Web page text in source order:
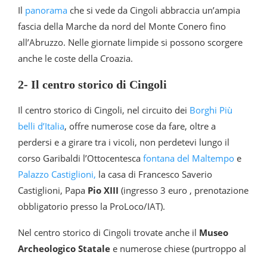
Il panorama che si vede da Cingoli abbraccia un’ampia
fascia della Marche da nord del Monte Conero fino
all’Abruzzo. Nelle giornate limpide si possono scorgere
anche le coste della Croazia.
2- Il centro storico di Cingoli
Il centro storico di Cingoli, nel circuito dei Borghi Più
belli d’Italia, offre numerose cose da fare, oltre a
perdersi e a girare tra i vicoli, non perdetevi lungo il
corso Garibaldi l’Ottocentesca fontana del Maltempo e
Palazzo Castiglioni, la casa di Francesco Saverio
Castiglioni, Papa Pio XIII (ingresso 3 euro , prenotazione
obbligatorio presso la ProLoco/IAT).
Nel centro storico di Cingoli trovate anche il Museo
Archeologico Statale e numerose chiese (purtroppo al